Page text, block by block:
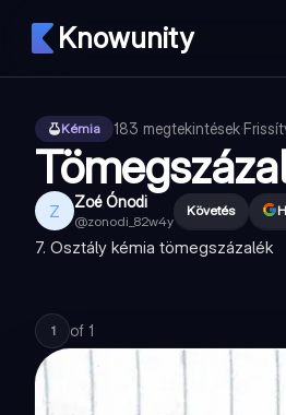
Knowunity
Kémia 183 megtekintések·
Z Zoé Ónodi
@zonodi_82w4y
Követés
7. Osztály kémia tömegszázalék
1 of 1